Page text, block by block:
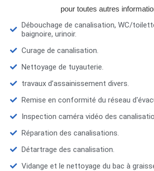
pour toutes autres
Débouchage de canalisation, WC/
baignoire, urinoir.
Curage de canalisation.
Nettoyage de tuyauterie.
travaux d’assainissement divers.
Remise en conformité du réseau
Inspection caméra vidéo des
Réparation des canalisations.
Détartrage des canalisation.
Vidange et le nettoyage du bac à